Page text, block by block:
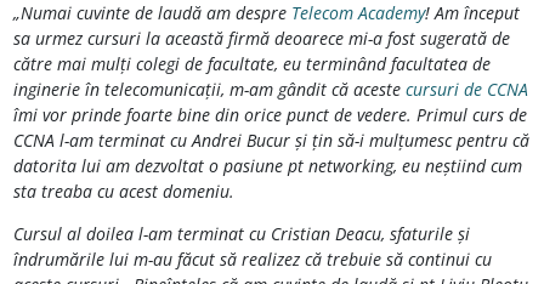
„Numai cuvinte de laudă am despre Telecom Academy!Am început
sa urmez cursuri la această firmă deoarece mi-a fost sugerată de
către mai mulți colegi de facultate, eu terminând facultatea de
inginerie în telecomunicații, m-am gândit că aceste cursuri de CCNA
îmi vor prinde foarte bine din orice punct de vedere. Primul curs de
CCNA l-am terminat cu Andrei Bucur și țin să-i mulțumesc pentru că
datorita lui am dezvoltat o pasiune pt networking, eu neștiind cum
sta treaba cu acest domeniu.
Cursul al doilea l-am terminat cu Cristian Deacu, sfaturile și
îndrumările lui m-au făcut să realizez că trebuie să continui cu